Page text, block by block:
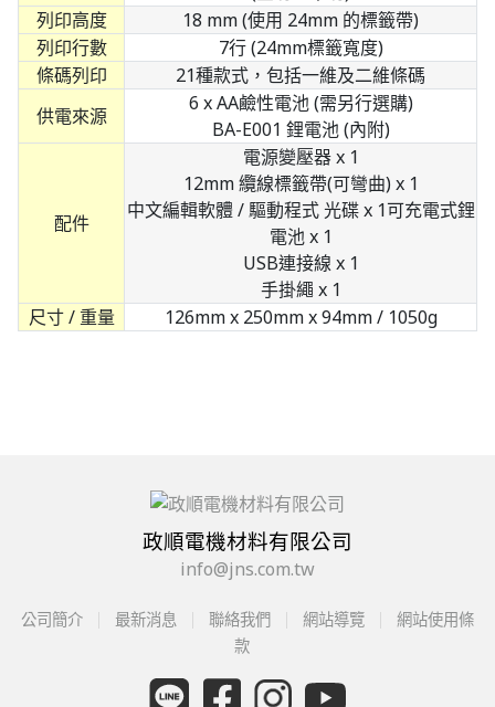
列印高度
18 mm (使用 24mm 的標籤帶)
列印行數
7行 (24mm標籤寬度)
條碼列印
21種款式，包括一維及二維條碼
供電來源
6 x AA鹼性電池 (需另行選購)
BA-E001 鋰電池 (內附)
配件
電源變壓器 x 1
12mm 纜線標籤帶(可彎曲) x 1
中文編輯軟體 / 驅動程式 光碟 x 1可充電式鋰
電池 x 1
USB連接線 x 1
手掛繩 x 1
尺寸 / 重量
126mm x 250mm x 94mm / 1050g
政順電機材料有限公司
info@jns.com.tw
公司簡介 最新消息 聯絡我們 網站導覽
網站使用條
款